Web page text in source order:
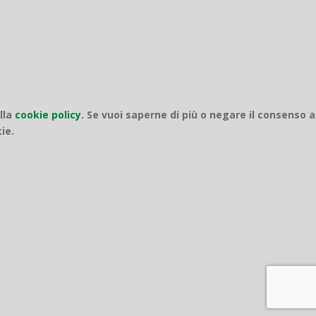
cookie policy. Se vuoi saperne di più o negare il consenso a